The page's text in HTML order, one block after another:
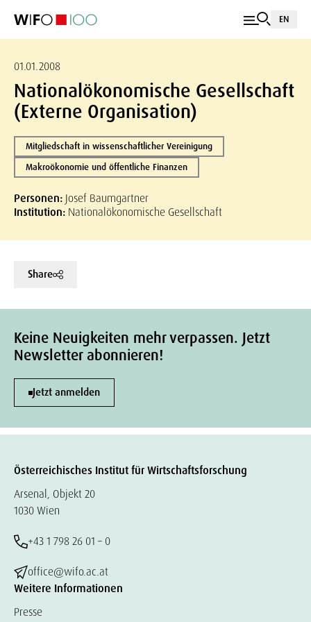
EN
01.01.2008
Nationalökonomische Gesellschaft
(Externe Organisation)
Mitgliedschaft in wissenschaftlicher Vereinigung
Makroökonomie und öffentliche Finanzen
Personen: Josef Baumgartner
Institution: Nationalökonomische Gesellschaft
Share
Keine Neuigkeiten mehr verpassen. Jetzt
Newsletter abonnieren!
Jetzt anmelden
Österreichisches Institut für Wirtschaftsforschung
Arsenal, Objekt 20
1030 Wien
+43 1 798 26 01 – 0
office@wifo.ac.at
Weitere Informationen
Presse